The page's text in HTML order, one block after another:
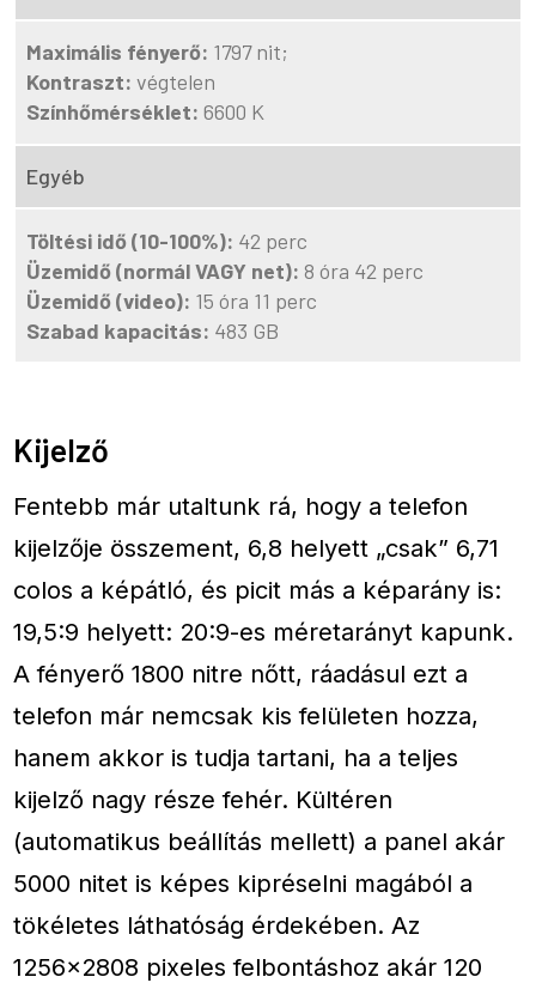
Maximális fényerő: 1797 nit;
Kontraszt: végtelen
Színhőmérséklet: 6600 K
Egyéb
Töltési idő (10-100%): 42 perc
Üzemidő (normál VAGY net): 8 óra 42 perc
Üzemidő (video): 15 óra 11 perc
Szabad kapacitás: 483 GB
Kijelző
Fentebb már utaltunk rá, hogy a telefon
kijelzője összement, 6,8 helyett „csak” 6,71
colos a képátló, és picit más a képarány is:
19,5:9 helyett: 20:9-es méretarányt kapunk.
A fényerő 1800 nitre nőtt, ráadásul ezt a
telefon már nemcsak kis felületen hozza,
hanem akkor is tudja tartani, ha a teljes
kijelző nagy része fehér. Kültéren
(automatikus beállítás mellett) a panel akár
5000 nitet is képes kipréselni magából a
tökéletes láthatóság érdekében. Az
1256×2808 pixeles felbontáshoz akár 120